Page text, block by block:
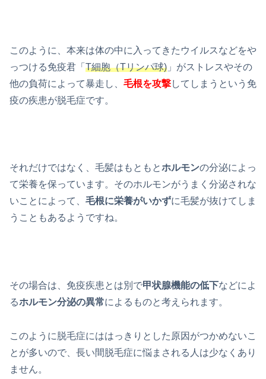
このように、本来は体の中に入ってきたウイルスなどをや
っつける免疫君「 T細胞（Tリンパ球) 」がストレスやその
他の負荷によって暴走し、 毛根を攻撃してしまうという免
疫の疾患が脱毛症です。
それだけではなく、毛髪はもともとホルモンの分泌によっ
て栄養を保っています。そのホルモンがうまく分泌されな
いことによって、 毛根に栄養がいかずに毛髪が抜けてしま
うこともあるようですね。
その場合は、免疫疾患とは別で甲状腺機能の低下などによ
るホルモン分泌の異常によるものと考えられます。
このように脱毛症にははっきりとした原因がつかめないこ
とが多いので、長い間脱毛症に悩まされる人は少なくあり
ません。